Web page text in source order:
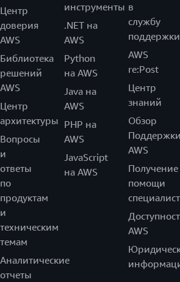
Центр
доверия
AWS
Библиотека
решений
AWS
Центр
архитектуры
Вопросы
и
ответы
по
продуктам
и
техническим
темам
Аналитические
отчеты
инструменты
.NET на
AWS
Python
на AWS
Java на
AWS
PHP на
AWS
JavaScript
на AWS
в
службу
поддержки
AWS
re:Post
Центр
знаний
Обзор
AWS
Получение
помощи
AWS